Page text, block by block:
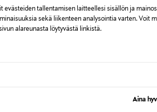
evästeiden tallentamisen laitteellesi sisällön ja
sekä liikenteen analysointia varten. Voit
alareunasta löytyvästä linkistä.
Aina